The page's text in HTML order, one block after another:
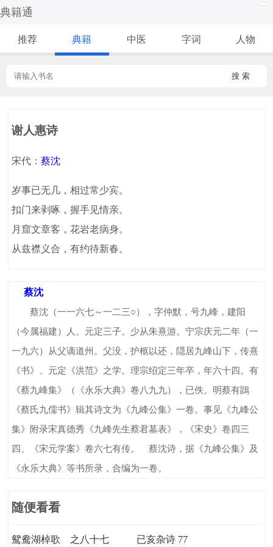
典籍通
推荐 典籍 中医 字词 人物
搜 索
谢人惠诗
宋代：蔡沈
岁事已无几，相过常少宾。
扣门来剥啄，握手见情亲。
月窟文章客，花岩老病身。
从兹襟义合，有约待新春。
蔡沈
蔡沈（一一六七～一二三○），字仲默，号九峰，建阳
（今属福建）人。元定三子。少从朱熹游。宁宗庆元二年（一
一九六）从父谪道州。父没，护柩以还，隠居九峰山下，传熹
《书》、元定《洪范》之学。理宗绍定三年卒，年六十四。有
《蔡九峰集》（《永乐大典》卷八九九），已佚。明蔡有鵾
《蔡氏九儒书》辑其诗文为《九峰公集》一卷。事见《九峰公
集》附录宋真德秀《九峰先生蔡君墓表》，《宋史》卷四三
四、《宋元学案》卷六七有传。 蔡沈诗，据《九峰公集》及
《永乐大典》等书所录，合编为一卷。
随便看看
鸳鸯湖棹歌 之八十七 已亥杂诗 77